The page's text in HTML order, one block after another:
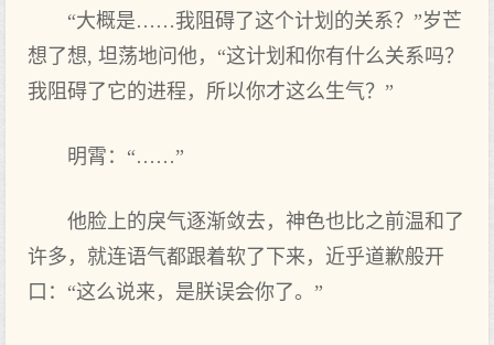
“大概是……我阻碍了这个计划的关系？”岁芒
想了想, 坦荡地问他，“这计划和你有什么关系吗？
我阻碍了它的进程，所以你才这么生气？”
明霄：“……”
他脸上的戾气逐渐敛去，神色也比之前温和了
许多，就连语气都跟着软了下来，近乎道歉般开
口：“这么说来，是朕误会你了。”